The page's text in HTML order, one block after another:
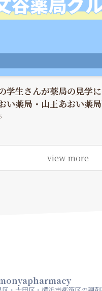
学生さんが薬局の見学
い薬局・山王あおい薬局
view more